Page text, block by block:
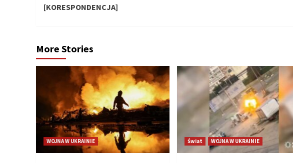
[KORESPONDENCJA]
More Stories
WOJNA W UKRAINIE Świat WOJNA W UKRAINIE